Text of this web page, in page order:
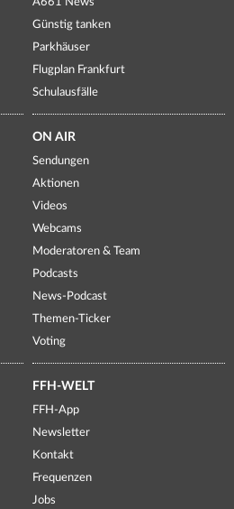
A661 News
Günstig tanken
Parkhäuser
Flugplan Frankfurt
Schulausfälle
ON AIR
Sendungen
Aktionen
Videos
Webcams
Moderatoren & Team
Podcasts
News-Podcast
Themen-Ticker
Voting
FFH-WELT
FFH-App
Newsletter
Kontakt
Frequenzen
Jobs